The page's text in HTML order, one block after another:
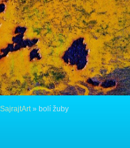
SajrajtArt» bolí žuby